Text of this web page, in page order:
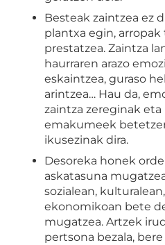
Besteak zaintzea ez
plantxa egin,
prestatzea. Zaintza
haurraren arazo
eskaintzea, guraso
arintzea… Hau da,
zaintza zereginak
emakumeek
ikusezinak dira.
Desoreka honek
askatasuna
sozialean,
ekonomikoan bete
mugatzea. Artzek
pertsona bezala,